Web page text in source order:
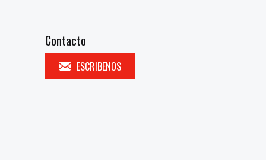
Contacto
ESCRIBENOS